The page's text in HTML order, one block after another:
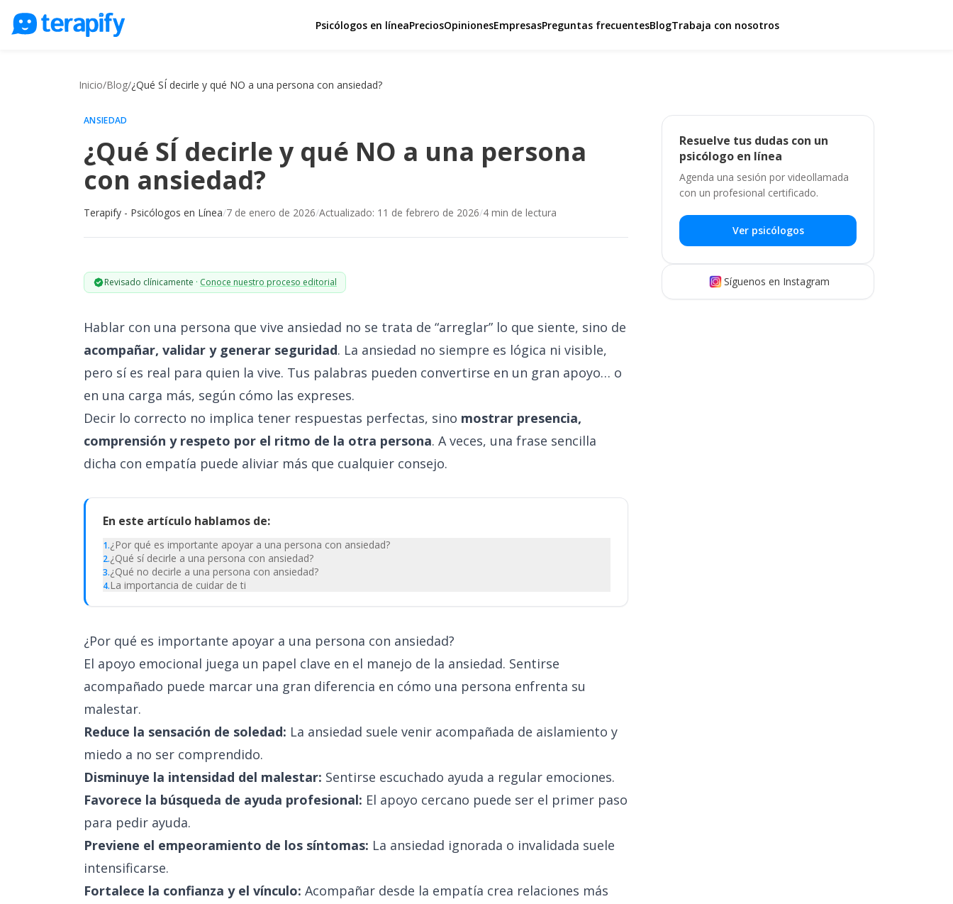
Psicólogos en líneaPreciosOpinionesEmpresasPreguntas frecuentesBlogTrabaja con nosotros
Preguntas frecuentes
Trabaja con nosotros
Inicio/Blog/¿Qué SÍ decirle y qué NO a una persona con ansiedad?
ANSIEDAD
¿Qué SÍ decirle y qué NO a una persona
con ansiedad?
Terapify - Psicólogos en Línea/7 de enero de 2026/Actualizado: 11 de febrero de 2026/4 min de lectura
Revisado clínicamente · Conoce nuestro proceso editorial
Hablar con una persona que vive ansiedad no se trata de “arreglar” lo que siente, sino de
acompañar, validar y generar seguridad. La ansiedad no siempre es lógica ni visible,
pero sí es real para quien la vive. Tus palabras pueden convertirse en un gran apoyo… o
en una carga más, según cómo las expreses.
Decir lo correcto no implica tener respuestas perfectas, sino mostrar presencia,
comprensión y respeto por el ritmo de la otra persona. A veces, una frase sencilla
dicha con empatía puede aliviar más que cualquier consejo.
En este artículo hablamos de:
1.¿Por qué es importante apoyar a una persona con ansiedad?
2.¿Qué sí decirle a una persona con ansiedad?
3.¿Qué no decirle a una persona con ansiedad?
4.La importancia de cuidar de ti
¿Por qué es importante apoyar a una persona con ansiedad?
El apoyo emocional juega un papel clave en el manejo de la ansiedad. Sentirse
acompañado puede marcar una gran diferencia en cómo una persona enfrenta su
malestar.
Reduce la sensación de soledad: La ansiedad suele venir acompañada de aislamiento y
miedo a no ser comprendido.
Disminuye la intensidad del malestar: Sentirse escuchado ayuda a regular emociones.
Favorece la búsqueda de ayuda profesional: El apoyo cercano puede ser el primer paso
para pedir ayuda.
Previene el empeoramiento de los síntomas: La ansiedad ignorada o invalidada suele
intensificarse.
Fortalece la confianza y el vínculo: Acompañar desde la empatía crea relaciones más
Resuelve tus dudas con un
psicólogo en línea
Agenda una sesión por videollamada
con un profesional certificado.
Ver psicólogos
Síguenos en Instagram